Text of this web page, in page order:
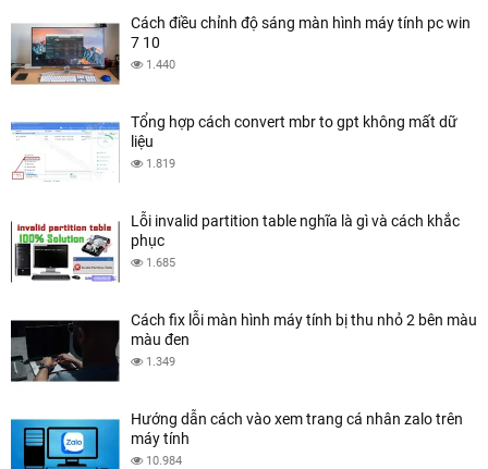
Cách điều chỉnh độ sáng màn hình máy tính pc win
7 10
1.440
Tổng hợp cách convert mbr to gpt không mất dữ
liệu
1.819
Lỗi invalid partition table nghĩa là gì và cách khắc
phục
1.685
Cách fix lỗi màn hình máy tính bị thu nhỏ 2 bên màu
màu đen
1.349
Hướng dẫn cách vào xem trang cá nhân zalo trên
máy tính
10.984